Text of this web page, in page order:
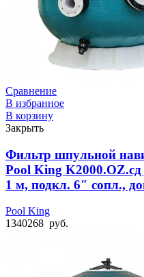
Сравнение
В избранное
В корзину
Закрыть
Фильтр шпульной
Pool King
1 м, подкл. 6″ сопл.,
Pool King
1340268 руб.